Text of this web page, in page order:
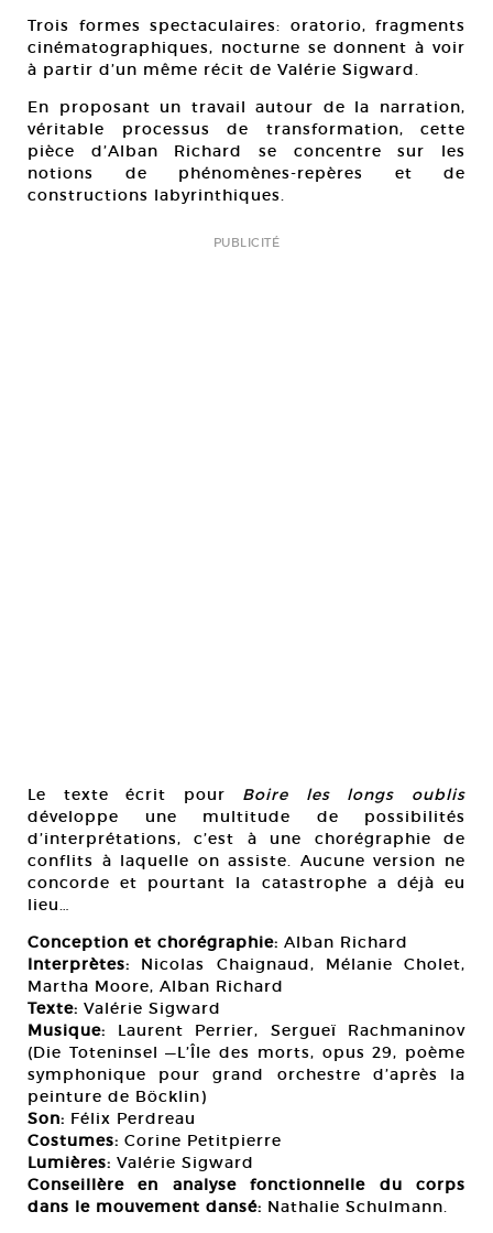
Trois formes spectaculaires: oratorio, fragments
cinématographiques, nocturne se donnent à voir
à partir d’un même récit de Valérie Sigward.
En proposant un travail autour de la narration,
véritable processus de transformation, cette
pièce d’Alban Richard se concentre sur les
notions de phénomènes-repères et de
constructions labyrinthiques.
PUBLICITÉ
Le texte écrit pour Boire les longs oublis
développe une multitude de possibilités
d’interprétations, c’est à une chorégraphie de
conflits à laquelle on assiste. Aucune version ne
concorde et pourtant la catastrophe a déjà eu
lieu…
Conception et chorégraphie: Alban Richard
Interprètes: Nicolas Chaignaud, Mélanie Cholet,
Martha Moore, Alban Richard
Texte: Valérie Sigward
Musique: Laurent Perrier, Sergueï Rachmaninov
(Die Toteninsel —L’Île des morts, opus 29, poème
symphonique pour grand orchestre d’après la
peinture de Böcklin)
Son: Félix Perdreau
Costumes: Corine Petitpierre
Lumières: Valérie Sigward
Conseillère en analyse fonctionnelle du corps
dans le mouvement dansé: Nathalie Schulmann.